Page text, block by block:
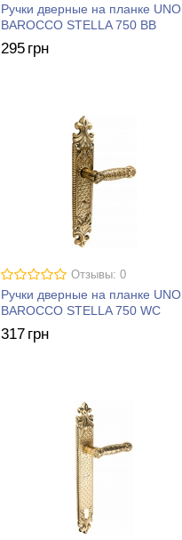
Ручки дверные на планке UNO
BAROCCO STELLA 750 BB
295 грн
Отзывы: 0
Ручки дверные на планке UNO
BAROCCO STELLA 750 WC
317 грн